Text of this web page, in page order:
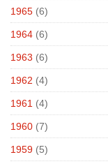
1965 (6)
1964 (6)
1963 (6)
1962 (4)
1961 (4)
1960 (7)
1959 (5)